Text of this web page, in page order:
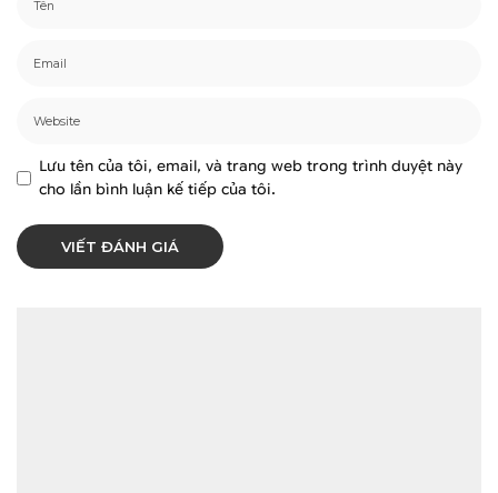
Lưu tên của tôi, email, và trang web trong trình duyệt này
cho lần bình luận kế tiếp của tôi.